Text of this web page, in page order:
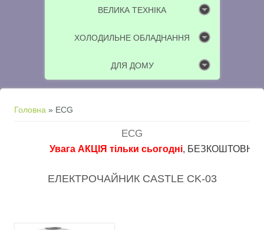
ВЕЛИКА ТЕХНІКА
ХОЛОДИЛЬНЕ ОБЛАДНАННЯ
ДЛЯ ДОМУ
Ви є тут
Головна » ECG
ECG
Увага АКЦІЯ тільки сьогодні, БЕЗКОШТОВНА
ЕЛЕКТРОЧАЙНИК CASTLE CK-03